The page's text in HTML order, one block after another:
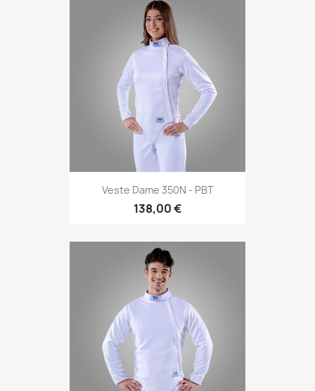
Veste Dame 350N - PBT
138,00 €